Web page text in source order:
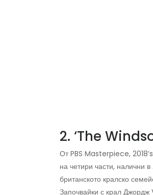
2. ‘The
От PBS Masterpiece, 2018’s
на четири части, налични
британското кралско
Започвайки с крал